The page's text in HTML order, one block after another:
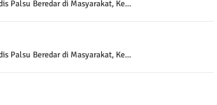
Palsu Beredar di Masyarakat, Ke...
Palsu Beredar di Masyarakat, Ke...